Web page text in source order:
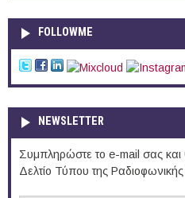
FOLLOWME
NEWSLETTER
Συμπληρώστε το e-mail σας και
Δελτίο Τύπου της